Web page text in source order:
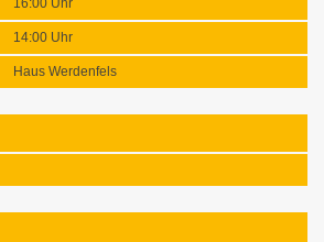
16:00 Uhr
14:00 Uhr
Haus Werdenfels